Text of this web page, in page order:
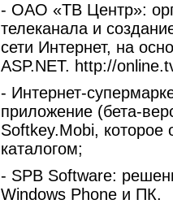
- ОАО «ТВ Центр»:
телеканала и
сети Интернет, на
ASP.NET. http://
- Интернет-
приложение (бета-
Softkey.Mobi, которое
каталогом;
- SPB Software:
Windows Phone и ПК.